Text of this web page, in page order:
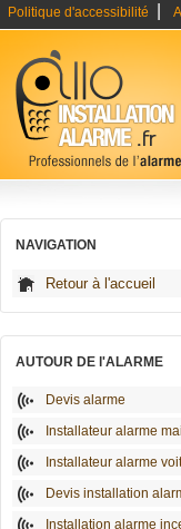
Politique d'accessibilité
NAVIGATION
Retour à l'accueil
AUTOUR DE l'ALARME
Devis alarme
Installateur alarme
Installateur alarme
Devis installation
Installation alarme